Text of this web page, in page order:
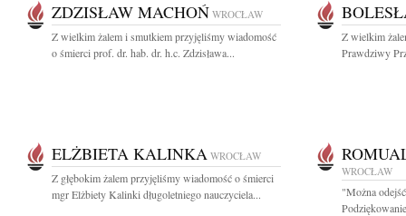
ZDZISŁAW MACHOŃ WROCŁAW
Z wielkim żalem i smutkiem przyjęliśmy wiadomość
o śmierci prof. dr. hab. dr. h.c. Zdzisława...
Z wielkim
Prawdziwy
ELŻBIETA KALINKA WROCŁAW
Z głębokim żalem przyjęliśmy wiadomość o śmierci
mgr Elżbiety Kalinki długoletniego nauczyciela...
WROCŁAW
"Można